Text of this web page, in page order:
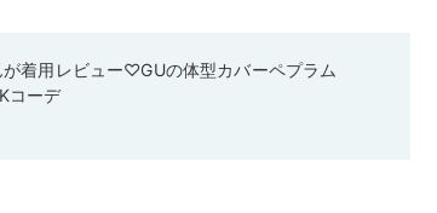
着用レビュー♡GUの体型カバーペプラム
コーデ